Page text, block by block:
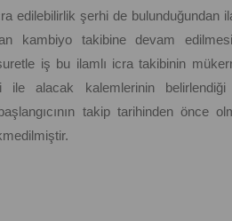
edilebilirlik şerhi de bulunduğundan
kambiyo takibine devam
iş bu ilamlı icra takibinin
ile alacak kalemlerinin
takip tarihinden önce